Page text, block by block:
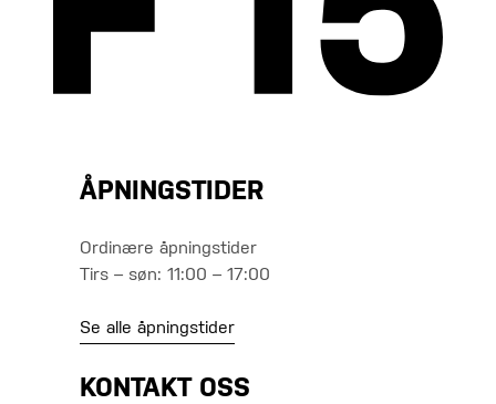
ÅPNINGSTIDER
Ordinære åpningstider
Tirs – søn: 11:00 – 17:00
Se alle åpningstider
KONTAKT OSS